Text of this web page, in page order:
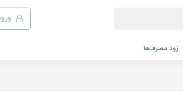
زود مصرف‌ها